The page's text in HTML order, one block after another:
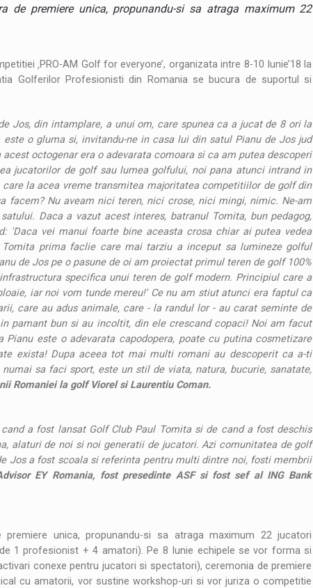
pentru comanda intr-o gama extinsa de variante atragatoare
Demand
de premiere unica, propunandu-si sa atraga maximum 22
‚PRO-AM Golf for everyone’, organizata intre 8-10 Iunie’18 la
Golferilor Profesionisti din Romania se bucura de suportul si
Jos, din intamplare, a unui om, care spunea ca a jucat de 8 ori la
o gluma si, invitandu-ne in casa lui din satul Pianu de Jos jud
octogenar era o adevarata comoara si ca am putea descoperi
jucatorilor de golf sau lumea golfului, noi pana atunci intrand in
la acea vreme transmitea majoritatea competitiilor de golf din
facem? Nu aveam nici teren, nici crose, nici mingi, nimic. Ne-am
Daca a vazut acest interes, batranul Tomita, bun pedagog,
'Daca vei manui foarte bine aceasta crosa chiar ai putea vedea
prima faclie care mai tarziu a inceput sa lumineze golful
de Jos pe o pasune de oi am proiectat primul teren de golf 100%
specifica unui teren de golf modern. Principiul care a
iar noi vom tunde mereu!' Ce nu am stiut atunci era faptul ca
care au adus animale, care - la randul lor - au carat seminte de
pamant bun si au incoltit, din ele crescand copaci! Noi am facut
este o adevarata capodopera, poate cu putina cosmetizare
exista! Dupa aceea tot mai multi romani au descoperit ca a-ti
sa faci sport, este un stil de viata, natura, bucurie, sanatate,
Romaniei la golf Viorel si Laurentiu Coman.
a fost lansat Golf Club Paul Tomita si de cand a fost deschis
alaturi de noi si noi generatii de jucatori. Azi comunitatea de golf
Jos a fost scoala si referinta pentru multi dintre noi, fosti membrii
EY Romania, fost presedinte ASF si fost sef al ING Bank
unica, propunandu-si sa atraga maximum 22 jucatori
1 profesionist + 4 amatori). Pe 8 Iunie echipele se vor forma si
conexe pentru jucatori si spectatori), ceremonia de premiere
cu amatorii, vor sustine workshop-uri si vor juriza o competitie